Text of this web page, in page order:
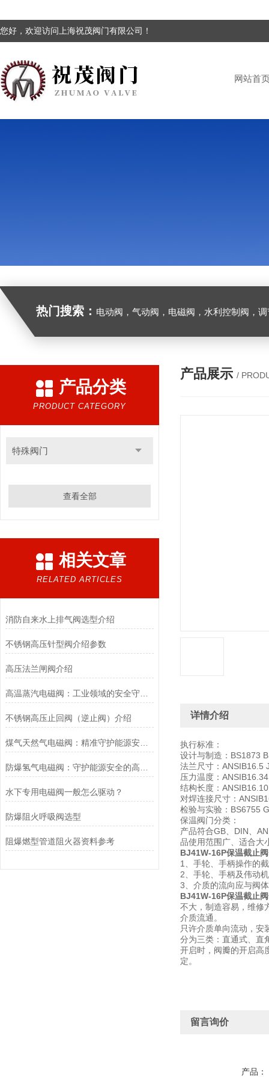
您好，欢迎访问上海祝茂阀门有限公司！
网站首
热门搜索： 电动阀，气动阀，电磁阀，水利控制阀，调节
产品分类
PRODUCT CATEGORY
特殊阀门
查看全部
相关文章
RELATED ARTICLES
消防自来水上排气阀选型介绍
不锈钢高压针型阀介绍参数
高压法兰闸阀介绍
不锈钢高压止回阀（逆止阀）介绍
煤气天然气电磁阀：精准守护能源安全的“调控卫士”
水下专用电磁阀一般怎么驱动？
防爆阻火呼吸阀选型
阻爆燃型管道阻火器资料参考
产品展示 /
详情介绍
执行标准：
设计与制造：BS1873
法兰尺寸：ANSIB16.5
压力温度：ANSIB16.34
结构长度：
对焊连接尺寸：
检验与实验：BS6755
保温阀门分类：
产品符合GB、DIN、
品使用范围广、适合大
BJ41W-16P保温截止阀
1、手轮、手柄操作的
2、手轮、手柄及伟动
3、介质的流向应与阀
BJ41W-16P保温截止阀
不大，制造容易，维修
介质流通。
只许介质单向流动，安
分为三类：直通式、直
开启时，阀瓣的开启高
定。
留言询价
产品：